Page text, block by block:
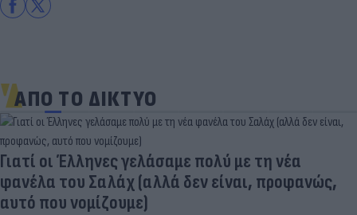
ΑΠΟ ΤΟ ΔΙΚΤΥΟ
Γιατί οι Έλληνες γελάσαμε πολύ με τη νέα
φανέλα του Σαλάχ (αλλά δεν είναι, προφανώς,
αυτό που νομίζουμε)